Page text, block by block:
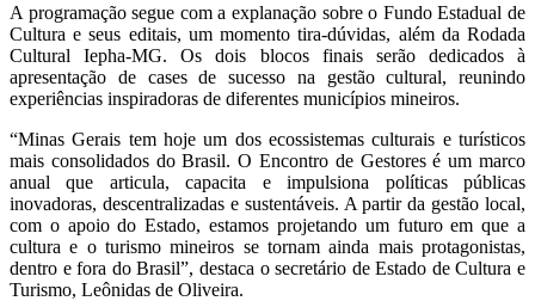
A programação segue com a explanação sobre o Fundo Estadual de
Cultura e seus editais, um momento tira-dúvidas, além da Rodada
Cultural Iepha-MG. Os dois blocos finais serão dedicados à
apresentação de cases de sucesso na gestão cultural, reunindo
experiências inspiradoras de diferentes municípios mineiros.
“Minas Gerais tem hoje um dos ecossistemas culturais e turísticos
mais consolidados do Brasil. O Encontro de Gestores é um marco
anual que articula, capacita e impulsiona políticas públicas
inovadoras, descentralizadas e sustentáveis. A partir da gestão local,
com o apoio do Estado, estamos projetando um futuro em que a
cultura e o turismo mineiros se tornam ainda mais protagonistas,
dentro e fora do Brasil”, destaca o secretário de Estado de Cultura e
Turismo, Leônidas de Oliveira.